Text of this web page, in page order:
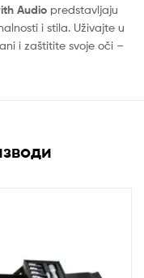
Audio predstavljaju
i stila. Uživajte u
i zaštitite svoje oči –